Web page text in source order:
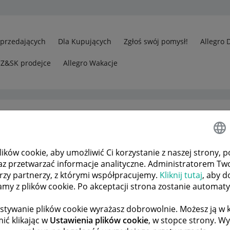
cookie, aby umożliwić Ci korzystanie z naszej strony,
przetwarzać informacje analityczne. Administratorem
partnerzy, z którymi współpracujemy. Kliknij tutaj, aby
z plików cookie. Po akceptacji strona zostanie
plików cookie wyrażasz dobrowolnie. Możesz ją w
klikając wUstawienia plików cookie, w stopce strony.
Dla Kupujących Zgłoś swój pomysł! Allegro
prodejce Allegro Wakacje
Odp.: Nazwa
POPRZEDNIA NASTĘPNA